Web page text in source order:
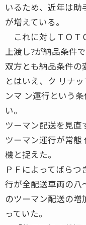
いるため、近年は助
が増えている。
これに対しＴＯＴ
上渡し?が納品条件
双方とも納品条件の
とはいえ、ク リナ
ンマ ン運行という
い。
ツーマン配送を見
ツーマン運行が常態
機と捉えた。
ＰＦによってばら
行が全配送車両の八
のツーマン配送の増
っていた。